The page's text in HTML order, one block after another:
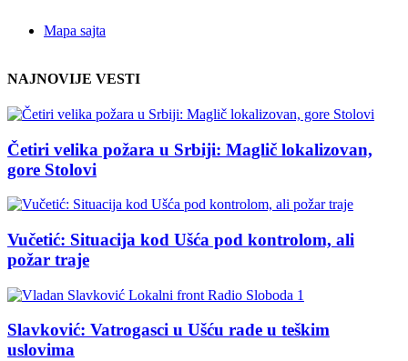
Mapa sajta
NAJNOVIJE VESTI
Četiri velika požara u Srbiji: Maglič lokalizovan,
gore Stolovi
Vučetić: Situacija kod Ušća pod kontrolom, ali
požar traje
Slavković: Vatrogasci u Ušću rade u teškim
uslovima